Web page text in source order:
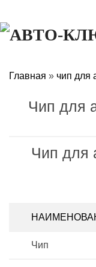
Главная » чип для
Чип для
Чип для
Чип